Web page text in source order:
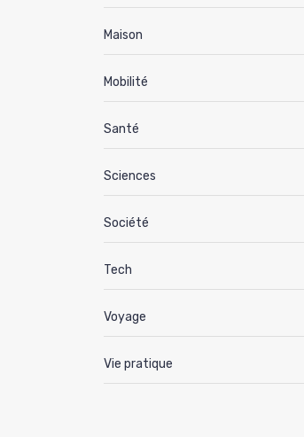
Maison
Mobilité
Santé
Sciences
Société
Tech
Voyage
Vie pratique